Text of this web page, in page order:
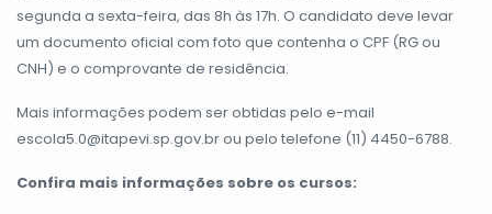
segunda a sexta-feira, das 8h às 17h. O candidato deve levar
um documento oficial com foto que contenha o CPF (RG ou
CNH) e o comprovante de residência.
Mais informações podem ser obtidas pelo e-mail
escola5.0@itapevi.sp.gov.br ou pelo telefone (11) 4450-6788.
Confira mais informações sobre os cursos: